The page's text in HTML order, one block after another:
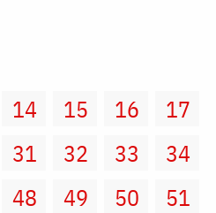
14 15 16
17
31 32 33
34
48 49 50
51